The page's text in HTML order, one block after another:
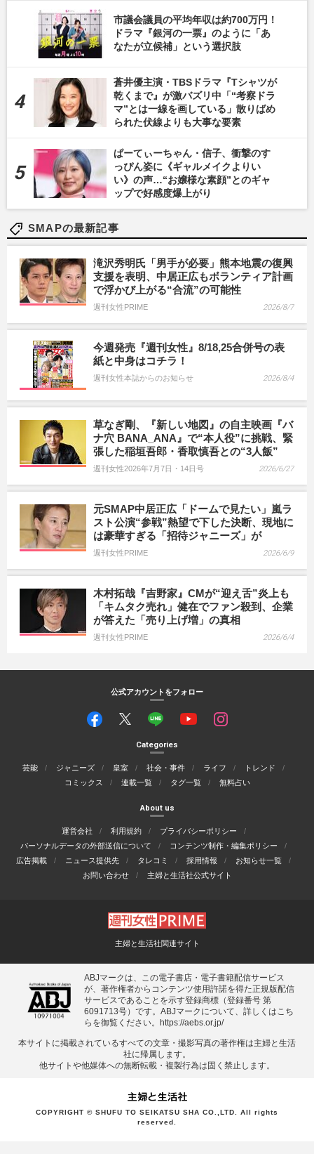
市議会議員の平均年収は約700万円！
ドラマ『銀河の一票』のように「あ
なたが立候補」という選択肢
蒼井優主演・TBSドラマ『Tシャツが
乾くまで』が激バズリ中「“考察ドラ
マ”とは一線を画している」散りばめ
られた伏線よりも大事な要素
ぱーてぃーちゃん・信子、衝撃のす
っぴん姿に《ギャルメイクよりい
い》の声…“お嬢様な素顔”とのギャ
ップで好感度爆上がり
SMAPの最新記事
滝沢秀明氏「男手が必要」熊本地震の復興
支援を表明、中居正広もボランティア計画
で浮かび上がる“合流”の可能性
週刊女性PRIME 2026/8/7
今週発売『週刊女性』8/18,25合併号の表
紙と中身はコチラ！
週刊女性本誌からのお知らせ 2026/8/4
草なぎ剛、『新しい地図』の自主映画『バ
ナ穴 BANA_ANA』で“本人役”に挑戦、緊
張した稲垣吾郎・香取慎吾との“3人飯”
週刊女性2026年7月7日・14日号 2026/6/27
元SMAP中居正広「ドームで見たい」嵐ラ
スト公演“参戦”熱望で下した決断、現地に
は豪華すぎる「招待ジャニーズ」が
週刊女性PRIME 2026/6/9
木村拓哉『吉野家』CMが“迎え舌”炎上も
「キムタク売れ」健在でファン殺到、企業
が答えた「売り上げ増」の真相
週刊女性PRIME 2026/6/4
公式アカウントをフォロー
Categories
芸能 ジャニーズ 皇室 社会・事件 ライフ
トレンド
コミックス
連載一覧 タグ一覧 無料占い
About us
運営会社 利用規約
プライバシーポリシー
パーソナルデータの外部送信について
コンテンツ制作・編集ポリシー
広告掲載
ニュース提供先 タレコミ 採用情報
お知らせ一覧
お問い合わせ
主婦と生活社公式サイト
主婦と生活社関連サイト
ABJマークは、この電子書店・電子書籍配信サービス
が、著作権者からコンテンツ使用許諾を得た正規版配信
サービスであることを示す登録商標（登録番号 第
6091713号）です。ABJマークについて、詳しくはこち
らを御覧ください。
https://aebs.or.jp/
本サイトに掲載されているすべての⽂章・撮影写真の著作権は主婦と⽣活
社に帰属します。
他サイトや他媒体への無断転載・複製⾏為は固く禁⽌します。
COPYRIGHT © SHUFU TO SEIKATSU SHA CO.,LTD. All rights
reserved.